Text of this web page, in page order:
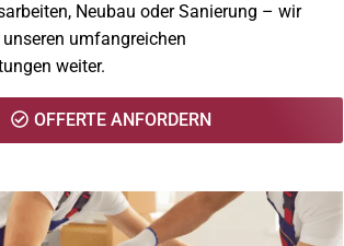
Neubau oder Sanierung – wir
umfangreichen
weiter.
OFFERTE ANFORDERN